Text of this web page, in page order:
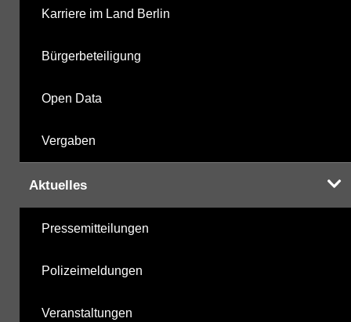
Karriere im Land Berlin
Bürgerbeteiligung
Open Data
Vergaben
Aktuelles
Pressemitteilungen
Polizeimeldungen
Veranstaltungen